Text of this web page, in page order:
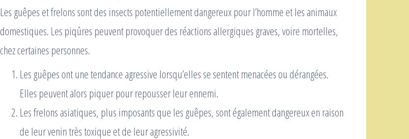
Les guêpes et frelons sont des insects potentiellement dangereux pour l’homme et les animaux
domestiques. Les piqûres peuvent provoquer des réactions allergiques graves, voire mortelles,
chez certaines personnes.
Les guêpes ont une tendance agressive lorsqu’elles se sentent menacées ou dérangées.
Elles peuvent alors piquer pour repousser leur ennemi.
Les frelons asiatiques, plus imposants que les guêpes, sont également dangereux en raison
de leur venin très toxique et de leur agressivité.